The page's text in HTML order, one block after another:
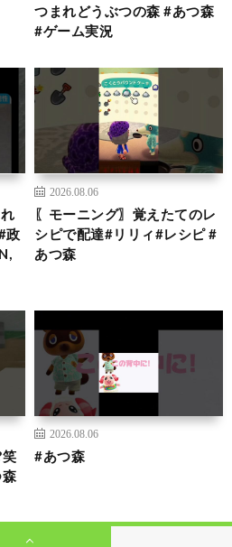
つまれどうぶつの森 #あつ森
#ゲーム実況
政
2026.08.06
〖モーニング〗覚えたてのレ
シピで配達#リリィ#レシピ #
あつ森
2026.08.06
#あつ森